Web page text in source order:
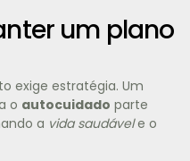
um plano
exige estratégia. Um
o autocuidado parte
a vida saudávele o